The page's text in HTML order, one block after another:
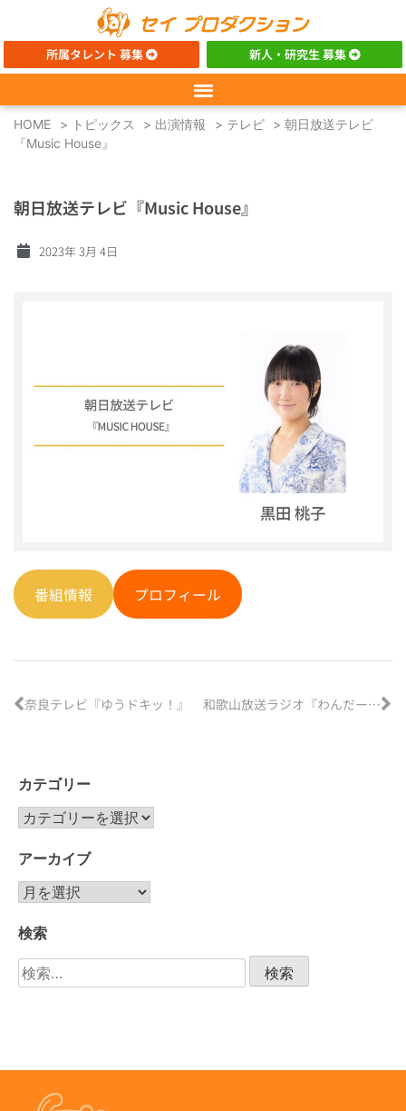
所属タレント 募集 新人・研究生 募集
HOME > トピックス > 出演情報 > テレビ >朝日放送テレビ
『Music House』
朝日放送テレビ『Music House』
2023年 3月 4日
番組情報 プロフィール
奈良テレビ『ゆうドキッ！』 和歌山放送ラジオ『わんだーらんどの全開！火曜日』
カテゴリー
アーカイブ
検索